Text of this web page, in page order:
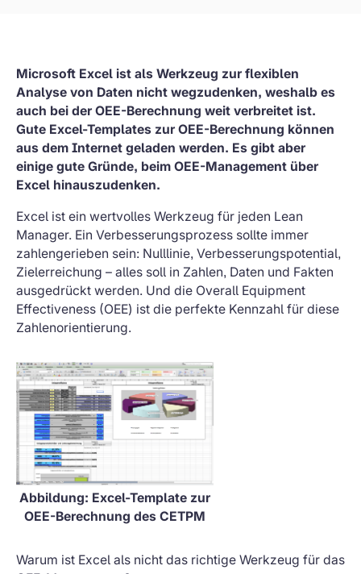
Microsoft Excel ist als Werkzeug zur flexiblen
Analyse von Daten nicht wegzudenken, weshalb es
auch bei der OEE-Berechnung weit verbreitet ist.
Gute Excel-Templates zur OEE-Berechnung können
aus dem Internet geladen werden. Es gibt aber
einige gute Gründe, beim OEE-Management über
Excel hinauszudenken.
Excel ist ein wertvolles Werkzeug für jeden Lean
Manager. Ein Verbesserungsprozess sollte immer
zahlengerieben sein: Nulllinie, Verbesserungspotential,
Zielerreichung – alles soll in Zahlen, Daten und Fakten
ausgedrückt werden. Und die Overall Equipment
Effectiveness (OEE) ist die perfekte Kennzahl für diese
Zahlenorientierung.
Abbildung: Excel-Template zur
OEE-Berechnung des CETPM
Warum ist Excel als nicht das richtige Werkzeug für das